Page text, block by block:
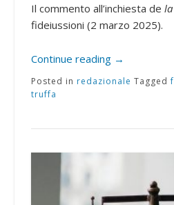
Il commento all’inchiesta de
fideiussioni (2 marzo 2025).
Continue reading →
Posted in redazionale Tagged
truffa